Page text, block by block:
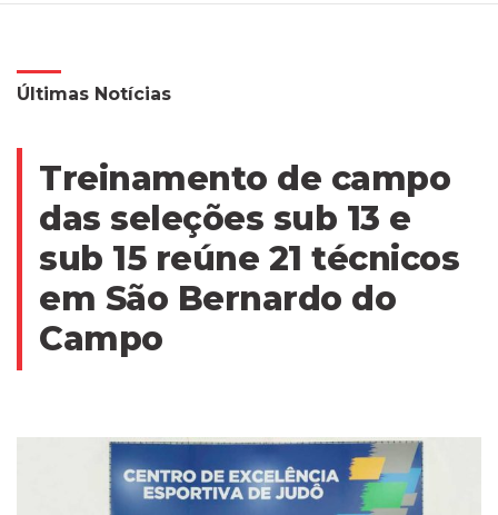
Últimas Notícias
Treinamento de campo
das seleções sub 13 e
sub 15 reúne 21 técnicos
em São Bernardo do
Campo